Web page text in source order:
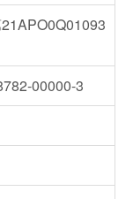
00000-3